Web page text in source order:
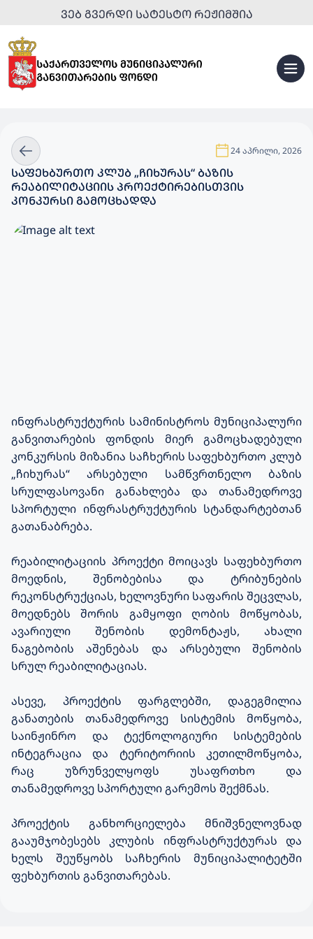
ᲕᲔᲑ ᲒᲕᲔᲠᲓᲘ ᲡᲐᲢᲔᲡᲢᲝ ᲠᲔᲟᲘᲛᲨᲘᲐ
24 აპრილი, 2026
ᲡᲐᲤᲔᲮᲑᲣᲠᲗᲝ ᲙᲚᲣᲑ „ᲩᲘᲮᲣᲠᲐᲡ“ ᲑᲐᲖᲘᲡ
ᲠᲔᲐᲑᲘᲚᲘᲢᲐᲪᲘᲘᲡ ᲞᲠᲝᲔᲥᲢᲘᲠᲔᲑᲘᲡᲗᲕᲘᲡ
ᲙᲝᲜᲙᲣᲠᲡᲘ ᲒᲐᲛᲝᲪᲮᲐᲓᲓᲐ
ინფრასტრუქტურის სამინისტროს მუნიციპალური
განვითარების ფონდის მიერ გამოცხადებული
კონკურსის მიზანია საჩხერის საფეხბურთო კლუბ
„ჩიხურას“ არსებული სამწვრთნელო ბაზის
სრულფასოვანი განახლება და თანამედროვე
სპორტული ინფრასტრუქტურის სტანდარტებთან
გათანაბრება.
რეაბილიტაციის პროექტი მოიცავს საფეხბურთო
მოედნის, შენობებისა და ტრიბუნების
რეკონსტრუქციას, ხელოვნური საფარის შეცვლას,
მოედნებს შორის გამყოფი ღობის მოწყობას,
ავარიული შენობის დემონტაჟს, ახალი
ნაგებობის აშენებას და არსებული შენობის
სრულ რეაბილიტაციას.
ასევე, პროექტის ფარგლებში, დაგეგმილია
განათების თანამედროვე სისტემის მოწყობა,
საინჟინრო და ტექნოლოგიური სისტემების
ინტეგრაცია და ტერიტორიის კეთილმოწყობა,
რაც უზრუნველყოფს უსაფრთხო და
თანამედროვე სპორტული გარემოს შექმნას.
პროექტის განხორციელება მნიშვნელოვნად
გააუმჯობესებს კლუბის ინფრასტრუქტურას და
ხელს შეუწყობს საჩხერის მუნიციპალიტეტში
ფეხბურთის განვითარებას.